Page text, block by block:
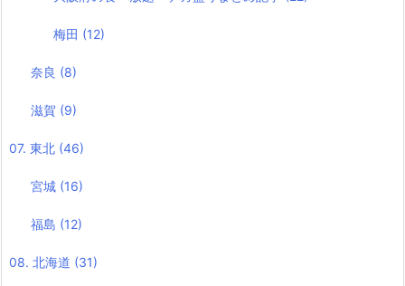
梅田 (12)
奈良 (8)
滋賀 (9)
07. 東北 (46)
宮城 (16)
福島 (12)
08. 北海道 (31)